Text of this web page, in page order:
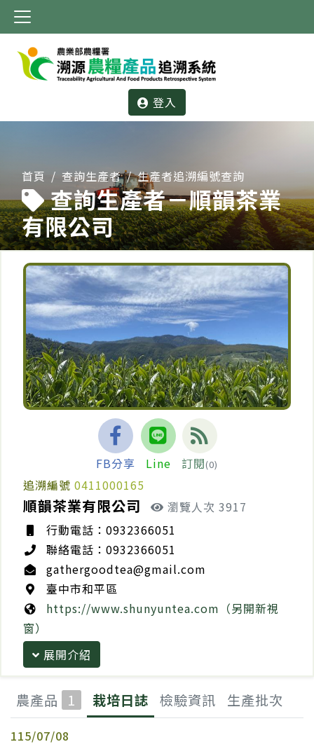
登入
首頁 查詢生產者 生產者追溯編號查詢
查詢生產者－順韻茶業
有限公司
FB分享 Line 訂閱(0)
追溯編號 0411000165
順韻茶業有限公司
瀏覽人次 3917
行動電話：0932366051
聯絡電話：0932366051
gathergoodtea@gmail.com
臺中市和平區
https://www.shunyuntea.com（另開新視
窗）
展開介紹
農產品 1 栽培日誌 檢驗資訊 生產批次
115/07/08